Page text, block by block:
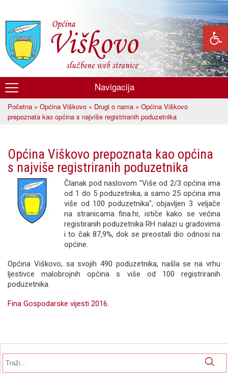
glavni
sadržaj
Općina
Viškovo
Navigacija
Vi ste ovdje
Početna » Općina Viškovo » Drugi o nama » Općina Viškovo
prepoznata kao općina s najviše registriranih poduzetnika
Općina Viškovo prepoznata kao općina
s najviše registriranih poduzetnika
Članak pod naslovom "Više od 2/3 općina ima
od 1 do 5 poduzetnika, a samo 25 općina ima
više od 100 poduzetnika", objavljen 3. veljače
na stranicama fina.hr, ističe kako se većina
registiranih poduzetnika RH nalazi u gradovima
i to čak 87,9%, dok se preostali dio odnosi na
općine.
Općina Viškovo, sa svojih 490 poduzetnika, našla se na vrhu
ljestivce malobrojnih općina s više od 100 registriranih
poduzetnika.
Fina Gospodarske vijesti 2016.